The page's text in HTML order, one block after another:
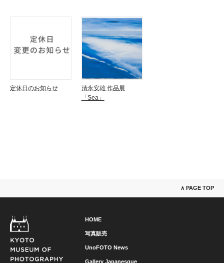
定休日のお知らせ
清永安雄 作品展
「Sea」
∧ PAGE TOP
HOME
写真販売
UnoFOTO News
Gallery Japanesque